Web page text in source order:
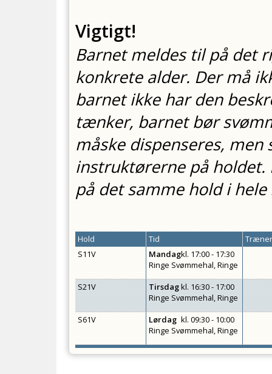
Vigtigt!
Barnet meldes til på det
konkrete alder. Der må
barnet ikke har den
tænker, barnet bør
måske dispenseres,
instruktørerne på holdet.
på det samme hold i
Hold Tid
S11V
Mandagkl. 17:00 - 17:30
Ringe Svømmehal, Ringe
S21V
Tirsdagkl. 16:30 - 17:00
Ringe Svømmehal, Ringe
S61V
Lørdag kl.09:30 - 10:00
Ringe Svømmehal, Ringe